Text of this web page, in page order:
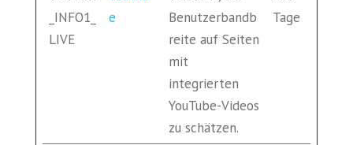
_INFO1_
LIVE
e
Benutzerbandb
reite auf Seiten
mit
integrierten
YouTube-Videos
zu schätzen.
Tage